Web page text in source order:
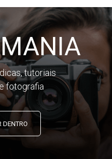
tutoriais
fotografia
DENTRO